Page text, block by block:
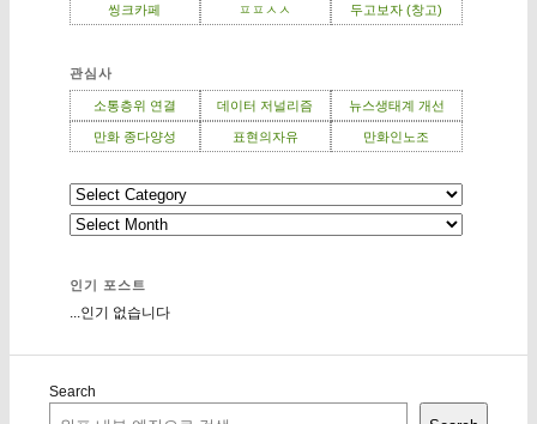
씽크카페 ㅍㅍㅅㅅ 두고보자 (창고)
관심사
소통층위 연결 데이터 저널리즘 뉴스생태계 개선
만화 종다양성 표현의자유 만화인노조
인기 포스트
...인기 없습니다
Search